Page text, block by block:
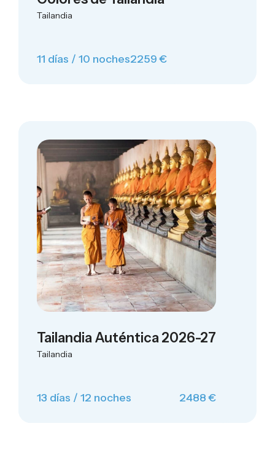
Tailandia
11 días / 10 noches2259 €
Tailandia Auténtica 2026-27
Tailandia
13 días / 12 noches 2488 €